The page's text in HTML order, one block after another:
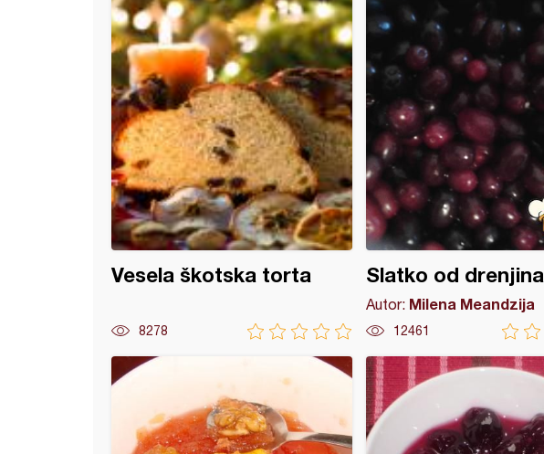
Vesela škotska torta
8278
Slatko od drenjina
Autor: Milena Meandzija
12461